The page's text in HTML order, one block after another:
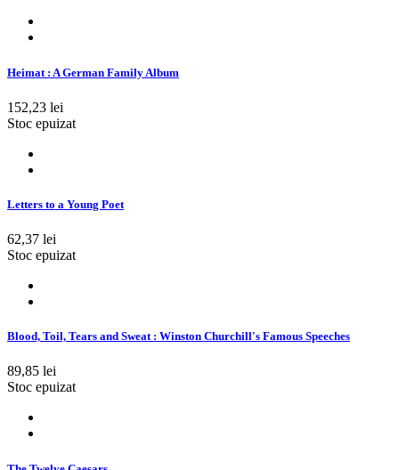
Heimat : A German Family Album
152,23 lei
Stoc epuizat
Letters to a Young Poet
62,37 lei
Stoc epuizat
Blood, Toil, Tears and Sweat : Winston Churchill's Famous Speeches
89,85 lei
Stoc epuizat